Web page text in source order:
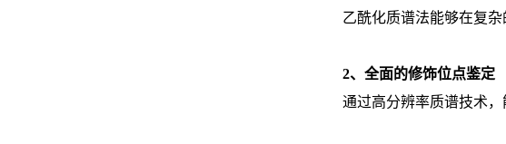
乙酰化质谱法能够在复
2、全面的修饰位点鉴定
通过高分辨率质谱技术